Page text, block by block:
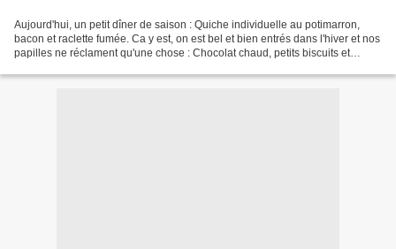
Aujourd'hui, un petit dîner de saison : Quiche individuelle au potimarron,
bacon et raclette fumée. Ca y est, on est bel et bien entrés dans l'hiver et nos
papilles ne réclament qu'une chose : Chocolat chaud, petits biscuits et